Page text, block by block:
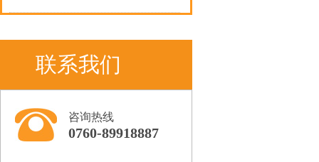
联系我们
咨询热线
0760-89918887